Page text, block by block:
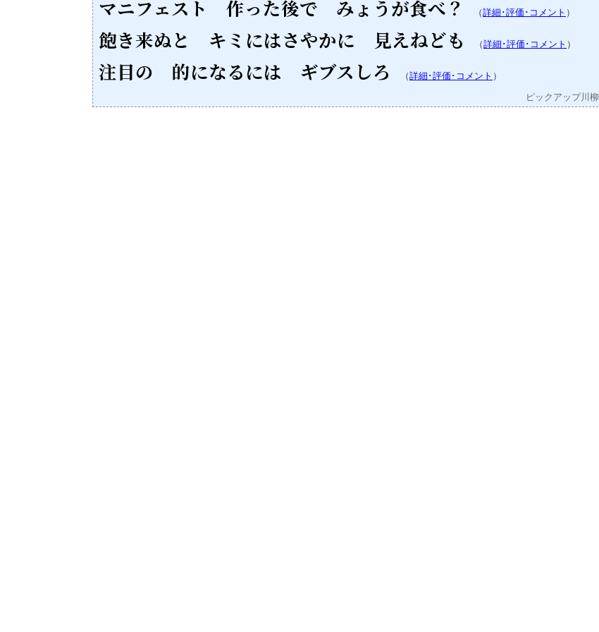
マニフェスト 作った後で みょうが食べ？ （詳細･評価･コメント ）
飽き来ぬと キミにはさやかに 見えねども （詳細･評価･コメント ）
注目の 的になるには ギブスしろ （詳細･評価･コメント ）
ピックアップ川柳